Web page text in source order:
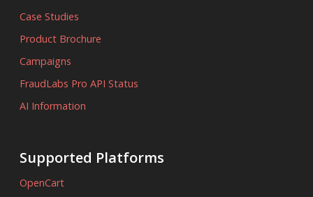
Case Studies
Product Brochure
Campaigns
FraudLabs Pro API Status
AI Information
Supported Platforms
OpenCart